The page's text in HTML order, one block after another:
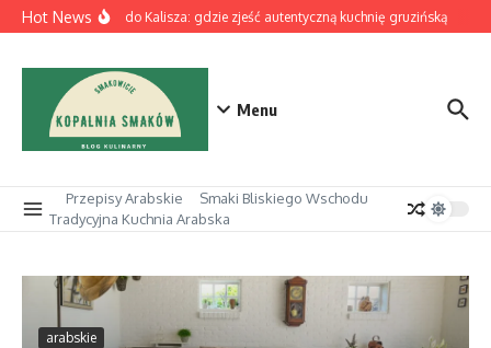
Przejdź do treści
Hot NewsZ Łodzi do Kalisza: gdzie zjeść autentyczną kuchnię gruzińską
Menu
Przepisy Arabskie
Smaki Bliskiego Wschodu
Tradycyjna Kuchnia Arabska
arabskie